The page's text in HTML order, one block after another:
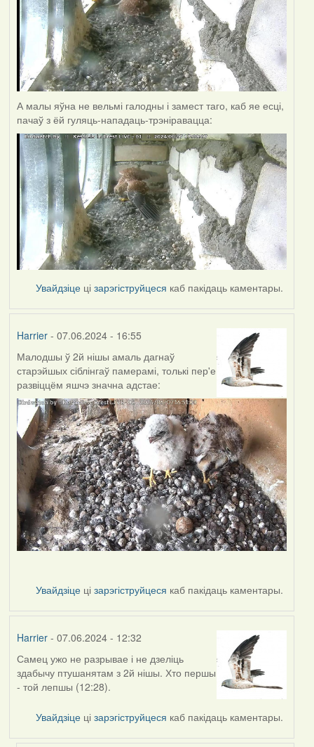
А малы яўна не вельмі галодны і замест таго, каб яе есці,
пачаў з ёй гуляць-нападаць-трэніравацца:
Увайдзіце цізарэгіструйцеся каб пакідаць каментары.
Harrier- 07.06.2024 - 16:55
Малодшы ў 2й нішы амаль дагнаў
старэйшых сіблінгаў памерамі, толькі пер'е
развіццём яшчэ значна адстае:
Увайдзіце цізарэгіструйцеся каб пакідаць каментары.
Harrier- 07.06.2024 - 12:32
Самец ужо не разрывае і не дзеліць
здабычу птушанятам з 2й нішы. Хто першы
- той лепшы (12:28).
Увайдзіце цізарэгіструйцеся каб пакідаць каментары.